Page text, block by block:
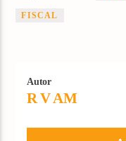
FISCAL
Autor
R V AM